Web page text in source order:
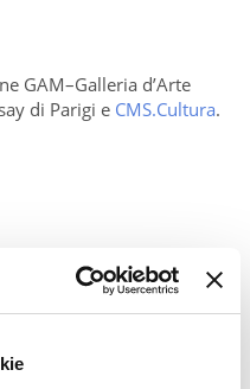
GAM–Galleria d’Arte
di Parigi e CMS.Cultura.